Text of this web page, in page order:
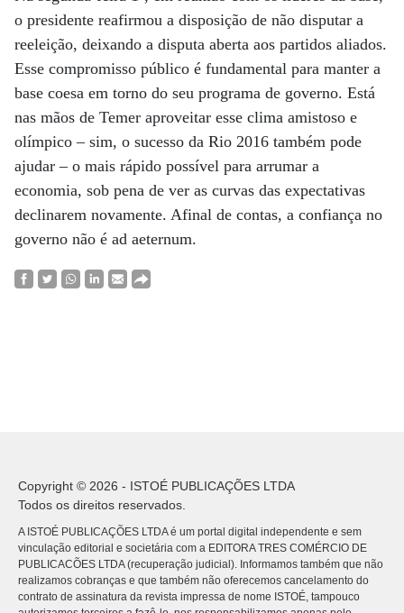
o presidente reafirmou a disposição de não disputar a
reeleição, deixando a disputa aberta aos partidos aliados.
Esse compromisso público é fundamental para manter a
base coesa em torno do seu programa de governo. Está
nas mãos de Temer aproveitar esse clima amistoso e
olímpico – sim, o sucesso da Rio 2016 também pode
ajudar – o mais rápido possível para arrumar a
economia, sob pena de ver as curvas das expectativas
declinarem novamente. Afinal de contas, a confiança no
governo não é ad aeternum.
Copyright © 2026 - ISTOÉ PUBLICAÇÕES LTDA
Todos os direitos reservados.
A ISTOÉ PUBLICAÇÕES LTDA é um portal digital independente e sem
vinculação editorial e societária com a EDITORA TRES COMÉRCIO DE
PUBLICACÕES LTDA (recuperação judicial). Informamos também que não
realizamos cobranças e que também não oferecemos cancelamento do
contrato de assinatura da revista impressa de nome ISTOÉ, tampouco